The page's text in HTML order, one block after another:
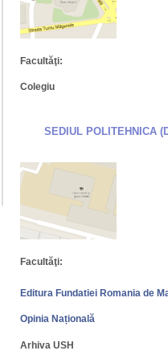
Facultăţi:
Colegiu
SEDIUL POLITEHNICA
Facultăţi:
Editura Fundatiei Romania de
Opinia Națională
Arhiva USH